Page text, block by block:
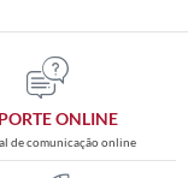
ONLINE
de comunicação online